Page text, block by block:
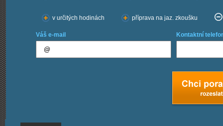
v určitých hodinách příprava na jaz. zkoušku
Váš e-mail Kontaktní